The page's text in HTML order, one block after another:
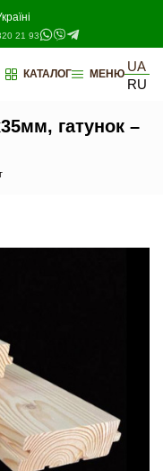
21 93
КАТАЛОГ МЕНЮ UA
RU
гатунок –